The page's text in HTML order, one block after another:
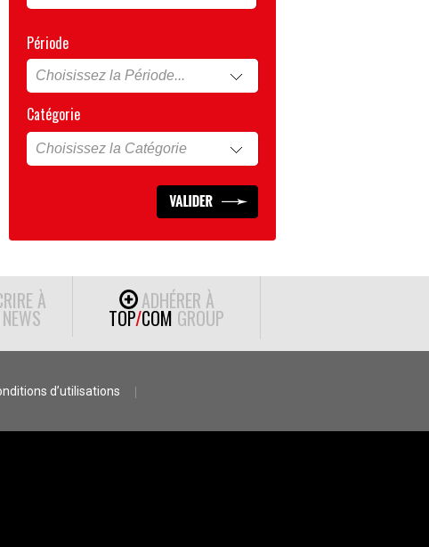
Période
Catégorie
À
NEWS
ADHÉRER À
TOP/COM GROUP
d’utilisations